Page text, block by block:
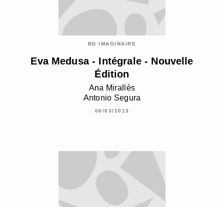
BD IMAGINAIRE
Eva Medusa - Intégrale - Nouvelle
Édition
Ana Mirallès
Antonio Segura
06/03/2013